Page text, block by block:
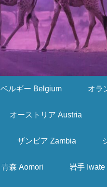
ベルギー Belgium オラ
オーストリア Austria
ザンビア Zambia
青森 Aomori 岩手 Iwate